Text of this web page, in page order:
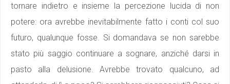
tornare indietro e insieme la percezione lucida di non
potere: ora avrebbe inevitabilmente fatto i conti col suo
futuro, qualunque fosse. Si domandava se non sarebbe
stato più saggio continuare a sognare, anziché darsi in
pasto alla delusione. Avrebbe trovato qualcuno, ad